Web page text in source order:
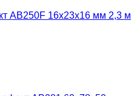
AB250F 16х23х16 мм 2,3 м